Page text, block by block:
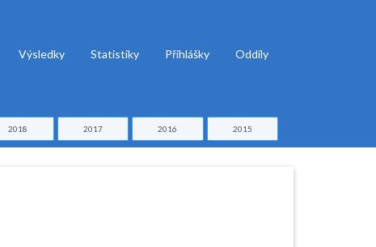
Výsledky Statistiky Přihlášky Oddíly
2018 2017 2016 2015